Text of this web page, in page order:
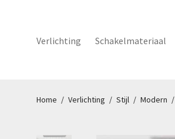
Verlichting Schakelmateriaal
Home / Verlichting / Stijl / Modern /